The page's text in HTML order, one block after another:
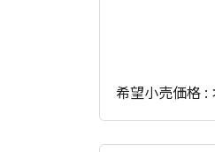
希望小売価格 :